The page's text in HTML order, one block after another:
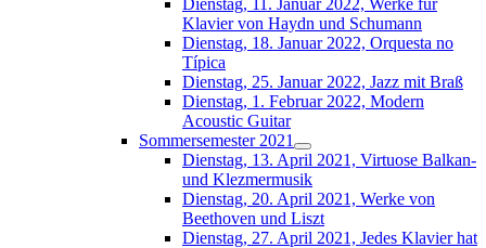
Klavier von Haydn und Schumann
Dienstag, 18. Januar 2022, Orquesta no
Típica
Dienstag, 25. Januar 2022, Jazz mit Braß
Dienstag, 1. Februar 2022, Modern
Acoustic Guitar
Sommersemester 2021
Dienstag, 13. April 2021, Virtuose Balkan-
und Klezmermusik
Dienstag, 20. April 2021, Werke von
Beethoven und Liszt
Dienstag, 27. April 2021, Jedes Klavier hat